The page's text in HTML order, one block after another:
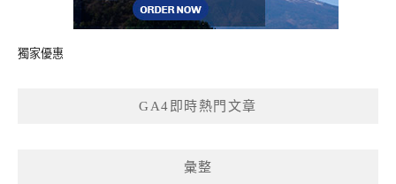
獨家優惠
GA4即時熱門文章
彙整